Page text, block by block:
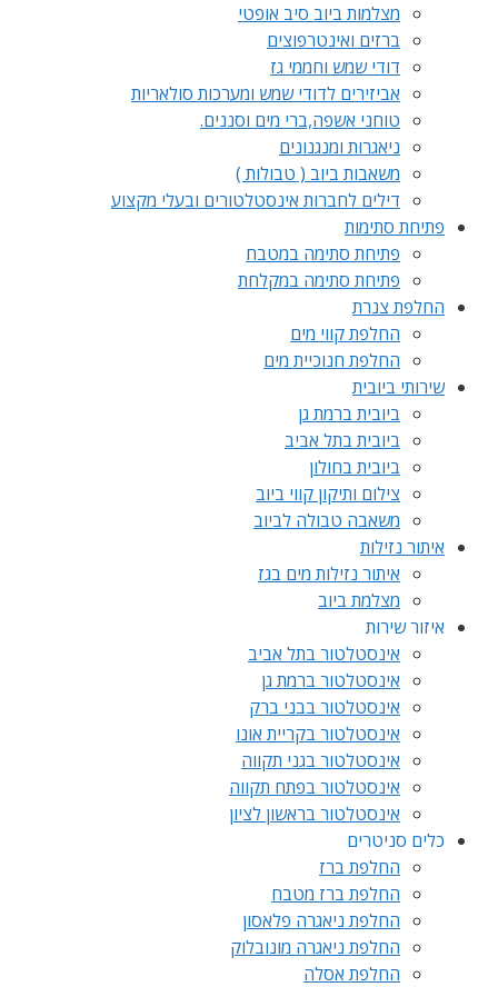
מצלמות ביוב סיב אופטי
ברזים ואינטרפוצים
דודי שמש וחממי גז
אביזירים לדודי שמש ומערכות סולאריות
טוחני אשפה,ברי מים וסננים.
ניאגרות ומנגנונים
משאבות ביוב ( טבולות )
דילים לחברות אינסטלטורים ובעלי מקצוע
פתיחת סתימות
פתיחת סתימה במטבח
פתיחת סתימה במקלחת
החלפת צנרת
החלפת קווי מים
החלפת חנוכיית מים
שירותי ביובית
ביובית ברמת גן
ביובית בתל אביב
ביובית בחולון
צילום ותיקון קווי ביוב
משאבה טבולה לביוב
איתור נזילות
איתור נזילות מים בגז
מצלמת ביוב
איזור שירות
אינסטלטור בתל אביב
אינסטלטור ברמת גן
אינסטלטור בבני ברק
אינסטלטור בקריית אונו
אינסטלטור בגני תקווה
אינסטלטור בפתח תקווה
אינסטלטור בראשון לציון
כלים סניטרים
החלפת ברז
החלפת ברז מטבח
החלפת ניאגרה פלאסון
החלפת ניאגרה מונובלוק
החלפת אסלה